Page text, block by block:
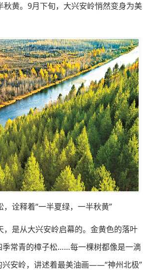
秋黄。9月下旬，大兴安岭悄然变身为美
诠释着“一半夏绿，一半秋黄”
，是从大兴安岭启幕的。金黄色的落叶
季常青的樟子松……每一棵树都像是一滴
兴安岭，讲述着最美油画——“神州北极”